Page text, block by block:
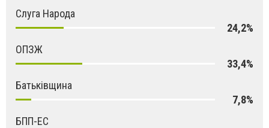
Слуга Народа
24,2%
ОПЗЖ
33,4%
Батьківщина
7,8%
БПП-ЕС